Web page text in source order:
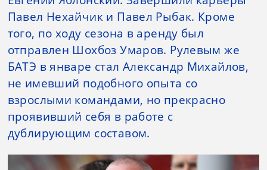
Павел Нехайчик и Павел Рыбак. Кроме
того, по ходу сезона в аренду был
отправлен Шохбоз Умаров. Рулевым же
БАТЭ в январе стал Александр Михайлов,
не имевший подобного опыта со
взрослыми командами, но прекрасно
проявивший себя в работе с
дублирующим составом.